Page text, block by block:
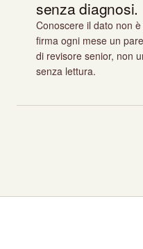
senza diagnosi.
Conoscere il dato non
firma ogni mese un
di revisore senior, non
senza lettura.